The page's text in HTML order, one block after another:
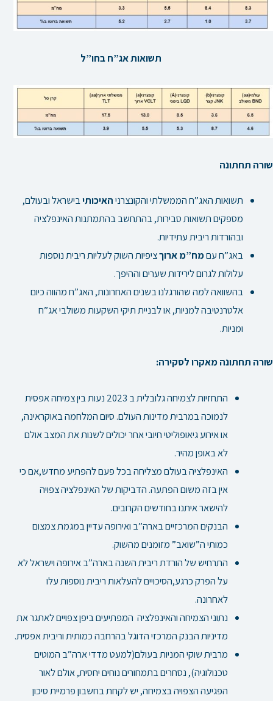
תשואות אג”ח בחו”ל
שורה תחתונה
תשואות האג”ח הממשלתי והקונצרניהאיכותיבישראל ובעולם,
מספקים תשואות סבירות, בהתחשב בהתמתנות האינפלציה
ובהורדות ריבית עתידיות.
באג”ח עםמח”מ ארוךציפיות השוק לעליות ריבית נוספות
עלולות לגרום לירידות שערים וההיפך.
בהשוואה למה שהורגלנו בשנים האחרונות, האג”ח מהווה כיום
אלטרנטיבה למניות, או לבניית תיקי השקעות משולבי אג”ח
ומניות.
שורה תחתונה מאקרו לסקירה:
התחזיות לצמיחה גלובלית ב 2023 נעות בין צמיחה אפסית
לנמוכה במרבית מדינות העולם. סיום המלחמה באוקראינה,
או אירוע גיאופוליטי חיובי אחר יכולים לשנות את המצב אולם
לא באופן מהיר.
האינפלציה בעולם מצליחה בכל פעם להפתיע מחדש,אם כי
אין בזה משום הפתעה. הדביקות של האינפלציה צפויה
להישאר איתנו בחודשים הקרובים.
הבנקים המרכזיים בארה”ב ואירופה עדיין במגמת צמצום
כמותי ה”שואב” מזומנים מהשוק.
התרחיש של הורדת ריבית השנה בארה”ב אירופה וישראל לא
על הפרק כרגע,הסיכויים להעלאות ריבית נוספות עלו
לאחרונה.
נתוני הצמיחה והאינפלציה המפתיעים ביפן צפויים לאתגר את
מדיניות הבנק המרכזי הדוגל בהרחבה כמותית וריבית אפסית.
מרבית שוקי המניות בעולם(למעט מדדי ארה”ב המוטים
טכנולוגיה), נסחרים בתמחורים נוחים יחסית, אולם לאור
הפגיעה הצפויה בצמיחה, יש לקחת בחשבון פרמיית סיכון